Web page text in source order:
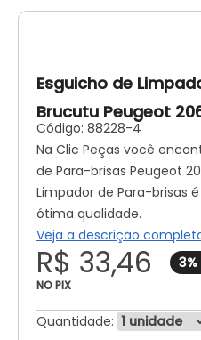
Esguicho de
Brucutu Peugeot
Código: 88228-4
Na Clic Peças você
de Para-brisas Peugeot
Limpador de Para-brisas
ótima qualidade.
Veja a descrição
R$ 33,46
NO PIX
Quantidade: